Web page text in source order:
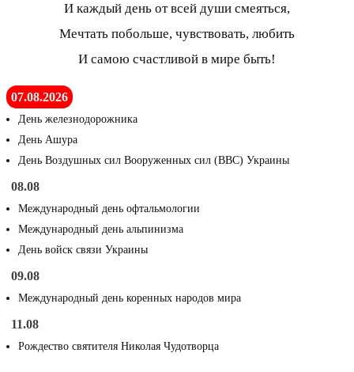
И каждый день от всей души смеяться,
Мечтать побольше, чувствовать, любить
И самою счастливой в мире быть!
07.08.2026
День железнодорожника
День Ашура
День Воздушных сил Вооруженных сил (ВВС) Украины
08.08
Международный день офтальмологии
Международный день альпинизма
День войск связи Украины
09.08
Международный день коренных народов мира
11.08
Рождество святителя Николая Чудотворца